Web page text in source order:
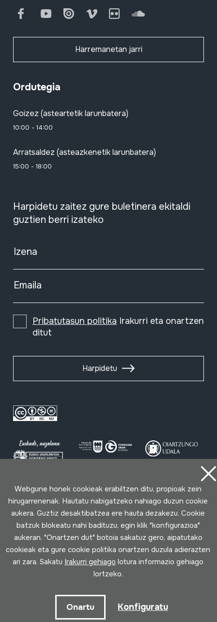
FacebookYoutube Issuu Vimeo Flickr SoundCloud
Harremanetan jarri
Ordutegia
Goizez (asteartetik larunbatera)
10:00 - 14:00
Arratsaldez (asteazkenetik larunbatera)
15:00 - 18:00
Harpidetu zaitez gure buletinera ekitaldi
guztien berri izateko
Izena
Emaila
Pribatutasun politika Irakurri eta onartzen
ditut
Harpidetu
Erabilpen baldintzak Pribatutasun politika Cookie politika
Webgune honek cookieak erabiltzen ditu, propioak zein
hirugarrenenak. Hautatu nabigatzeko nahiago duzun cookie
aukera. Guztiz desaktibatzea ere hauta dezakezu. Cookie
batzuk blokeatu nahi badituzu, egin klik "konfigurazioa"
aukeran. "Onartzen dut" botoia sakatuz gero, aipatutako
cookieak eta gure cookie politika onartzen duzula adierazten
ari zara. Sakatu Irakurri gehiago lotura informazio gehiago
lortzeko.
Onartu Konfiguratu